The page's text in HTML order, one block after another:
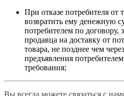
При отказе потребителя от
возвратить ему денежную
потребителем по договору,
продавца на доставку от
товара, не позднее чем
предъявления
требования;